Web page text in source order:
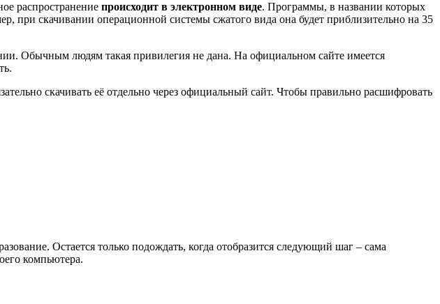
распространение происходит в электронном виде. Программы, в названии которых
при скачивании операционной системы сжатого вида она будет приблизительно на 35
Обычным людям такая привилегия не дана. На официальном сайте имеется
скачивать её отдельно через официальный сайт. Чтобы правильно расшифровать
Остается только подождать, когда отобразится следующий шаг – сама
компьютера.